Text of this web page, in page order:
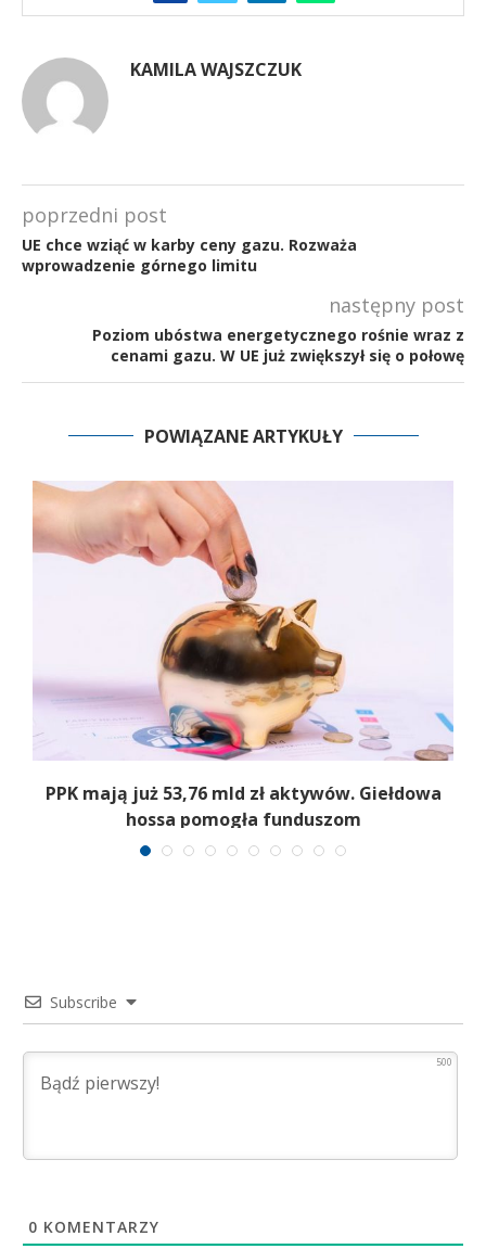
KAMILA WAJSZCZUK
poprzedni post
UE chce wziąć w karby ceny gazu. Rozważa
wprowadzenie górnego limitu
następny post
Poziom ubóstwa energetycznego rośnie wraz z
cenami gazu. W UE już zwiększył się o połowę
POWIĄZANE ARTYKUŁY
PPK mają już 53,76 mld zł aktywów. Giełdowa
hossa pomogła funduszom
Subscribe
500
0 KOMENTARZY